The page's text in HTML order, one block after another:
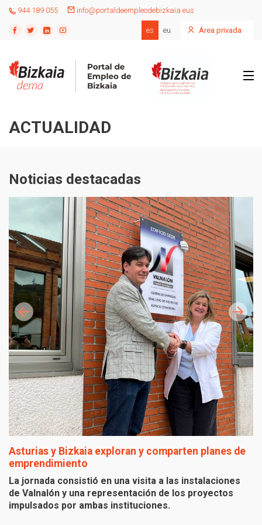
944 189 055 info@portaldeempleodebizkaia.eus
es eu Área privada
ACTUALIDAD
Noticias destacadas
Asturias y Bizkaia exploran y comparten planes de
emprendimiento
La jornada consistió en una visita a las instalaciones
de Valnalón y una representación de los proyectos
impulsados por ambas instituciones.